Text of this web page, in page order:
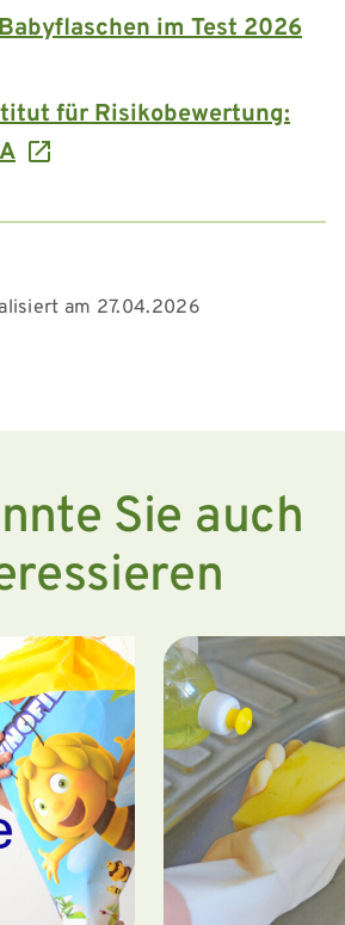
im Test 2026
für Risikobewertung:
am 27.04.2026
Sie auch